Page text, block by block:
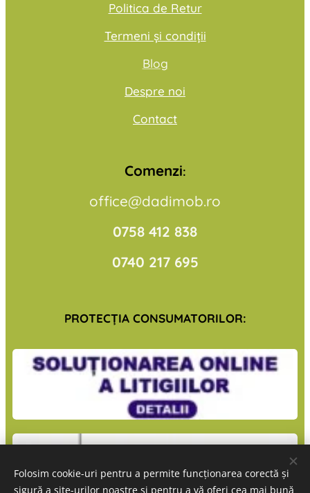
Politica de Retur
Termeni și condiții
Blog
Despre noi
Contact
Comenzi:
office@dadimob.ro
0758 412 838
0740 217 695
PROTECŢIA CONSUMATORILOR:
Folosim cookie-uri pentru a permite funcționarea corectă și
sigură a site-urilor noastre și pentru a vă oferi cea mai bună